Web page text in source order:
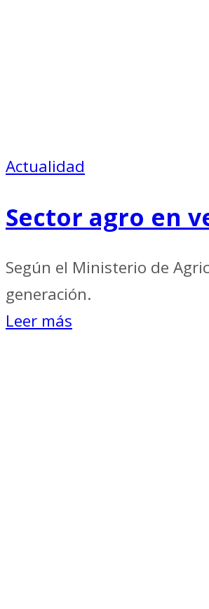
Actualidad
Sector agro en
Según el Ministerio de
generación.
Leer más